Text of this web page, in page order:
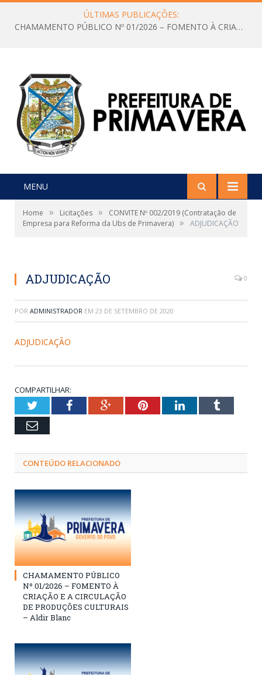
ÚLTIMAS PUBLICAÇÕES:
CHAMAMENTO PÚBLICO Nº 01/2026 – FOMENTO À CRIAÇÃO E A CIRCULAÇÃO DE PRODUÇÕES CULTURAIS – Aldir Blanc
MENU
Home » Licitações »
CONVITE Nº 002/2019 (Contratação de
Empresa para Reforma da Ubs de Primavera) » ADJUDICAÇÃO
ADJUDICAÇÃO 0
POR ADMINISTRADOR EM 23 DE SETEMBRO DE 2020
ADJUDICAÇÃO
COMPARTILHAR:
TwitterFacebookGoogle+PinterestLinkedInTumblr
Email
CONTEÚDO RELACIONADO
CHAMAMENTO PÚBLICO
Nº 01/2026 – FOMENTO À
CRIAÇÃO E A CIRCULAÇÃO
DE PRODUÇÕES CULTURAIS
– Aldir Blanc